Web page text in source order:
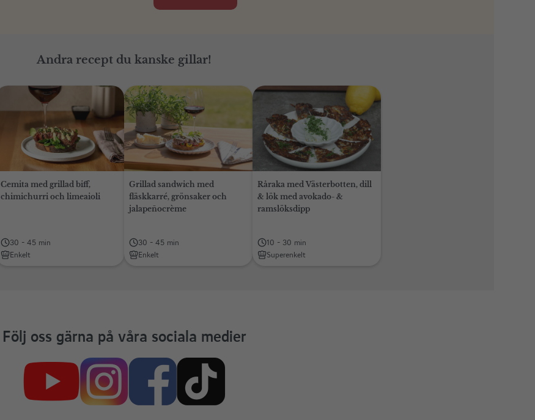
Andra recept du kanske gillar!
Cemita med grillad biff,
chimichurri och limeaioli
30 - 45 min
Enkelt
Grillad sandwich med
fläskkarré, grönsaker och
jalapeñocrème
30 - 45 min
Enkelt
Råraka med Västerbotten, dill
& lök med avokado- &
ramslöksdipp
10 - 30 min
Superenkelt
Följ oss gärna på våra sociala medier